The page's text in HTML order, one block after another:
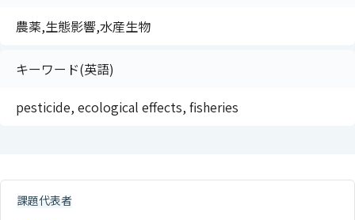
農薬,生態影響,水産生物
キーワード(英語)
pesticide, ecological effects, fisheries
課題代表者